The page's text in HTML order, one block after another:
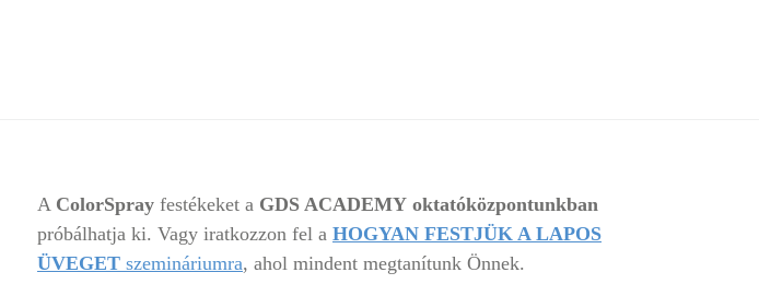
A ColorSpray festékeket a GDS ACADEMY oktatóközpontunkban
próbálhatja ki. Vagy iratkozzon fel a HOGYAN FESTJÜK A LAPOS
ÜVEGET szemináriumra, ahol mindent megtanítunk Önnek.